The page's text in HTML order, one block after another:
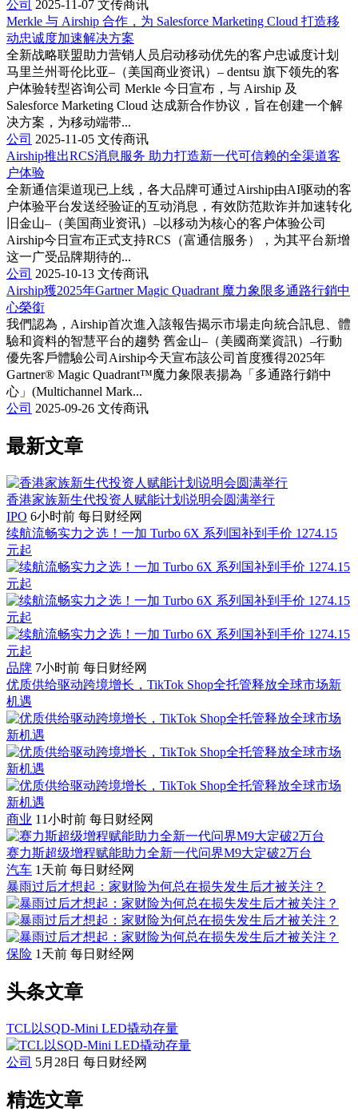
公司 2025-11-07 文传商讯
Merkle 与 Airship 合作，为 Salesforce Marketing Cloud 打造移
动忠诚度加速解决方案
全新战略联盟助力营销人员启动移动优先的客户忠诚度计划
马里兰州哥伦比亚–（美国商业资讯）– dentsu 旗下领先的客
户体验转型咨询公司 Merkle 今日宣布，与 Airship 及
Salesforce Marketing Cloud 达成新合作协议，旨在创建一个解
决方案，为移动端带...
公司 2025-11-05 文传商讯
Airship推出RCS消息服务 助力打造新一代可信赖的全渠道客
户体验
全新通信渠道现已上线，各大品牌可通过Airship由AI驱动的客
户体验平台发送经验证的互动消息，有效防范欺诈并加速转化
旧金山–（美国商业资讯）–以移动为核心的客户体验公司
Airship今日宣布正式支持RCS（富通信服务），为其平台新增
这一广受品牌期待的...
公司 2025-10-13 文传商讯
Airship獲2025年Gartner Magic Quadrant 魔力象限多通路行銷中
心榮銜
我們認為，Airship首次進入該報告揭示市場走向統合訊息、體
驗和資料的智慧平台的趨勢 舊金山–（美國商業資訊）–行動
優先客戶體驗公司Airship今天宣布該公司首度獲得2025年
Gartner® Magic Quadrant™魔力象限表揚為「多通路行銷中
心」(Multichannel Mark...
公司 2025-09-26 文传商讯
最新文章
香港家族新生代投资人赋能计划说明会圆满举行
IPO 6小时前 每日财经网
续航流畅实力之选！一加 Turbo 6X 系列国补到手价 1274.15
元起
品牌 7小时前 每日财经网
优质供给驱动跨境增长，TikTok Shop全托管释放全球市场新
机遇
商业 11小时前 每日财经网
赛力斯超级增程赋能助力全新一代问界M9大定破2万台
汽车 1天前 每日财经网
暴雨过后才想起：家财险为何总在损失发生后才被关注？
保险 1天前 每日财经网
头条文章
TCL以SQD-Mini LED撬动存量
公司 5月28日 每日财经网
精选文章